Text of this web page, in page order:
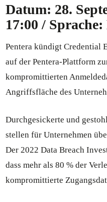
Datum: 28.
17:00 /
Pentera kündigt Credential
auf der Pentera-Plattform
kompromittierten
Angriffsfläche des
Durchgesickerte und
stellen für Unternehmen
Der 2022 Data Breach
dass mehr als 80 % der
kompromittierte